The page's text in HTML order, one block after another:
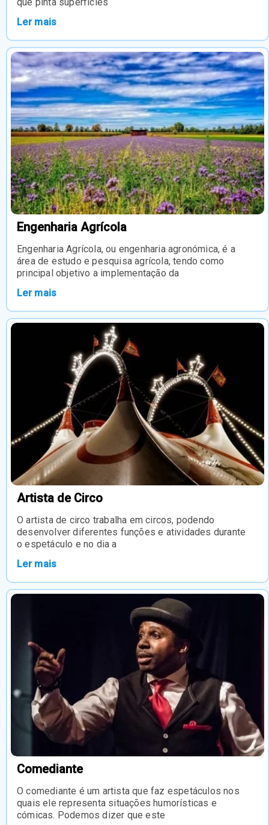
Ler mais
Engenharia Agrícola
Engenharia Agrícola, ou engenharia agronómica, é a
área de estudo e pesquisa agrícola, tendo como
principal objetivo a implementação da
Ler mais
Artista de Circo
O artista de circo trabalha em circos, podendo
desenvolver diferentes funções e atividades durante
o espetáculo e no dia a
Ler mais
Comediante
O comediante é um artista que faz espetáculos nos
quais ele representa situações humorísticas e
cómicas. Podemos dizer que este